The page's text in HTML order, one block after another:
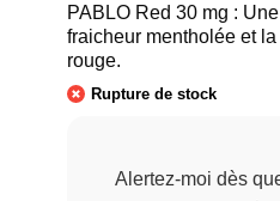
PABLO Red 30 mg :
fraicheur mentholée et
rouge.
Rupture de stock
Alertez-moi dès